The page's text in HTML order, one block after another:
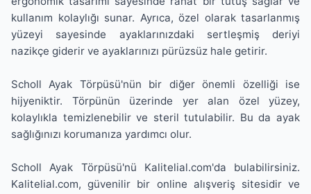
kullanım kolaylığı sunar. Ayrıca, özel olarak tasarlanmış
yüzeyi sayesinde ayaklarınızdaki sertleşmiş deriyi
nazikçe giderir ve ayaklarınızı pürüzsüz hale getirir.
Scholl Ayak Törpüsü'nün bir diğer önemli özelliği ise
hijyeniktir. Törpünün üzerinde yer alan özel yüzey,
kolaylıkla temizlenebilir ve steril tutulabilir. Bu da ayak
sağlığınızı korumanıza yardımcı olur.
Scholl Ayak Törpüsü'nü Kalitelial.com'da bulabilirsiniz.
Kalitelial.com, güvenilir bir online alışveriş sitesidir ve